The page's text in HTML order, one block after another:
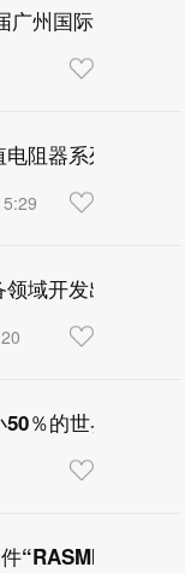
广州国际照明展览
阻器系列产品的
域开发出适合电
％的世界最小晶
“RASMID™”最